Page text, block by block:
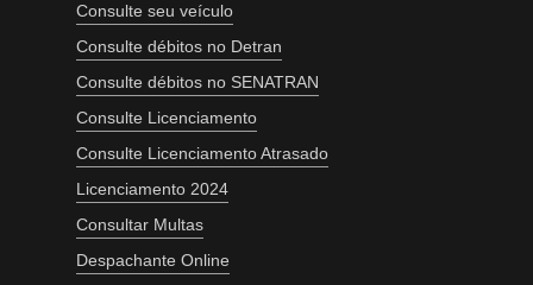
Consulte seu veículo
Consulte débitos no Detran
Consulte débitos no SENATRAN
Consulte Licenciamento
Consulte Licenciamento Atrasado
Licenciamento 2024
Consultar Multas
Despachante Online